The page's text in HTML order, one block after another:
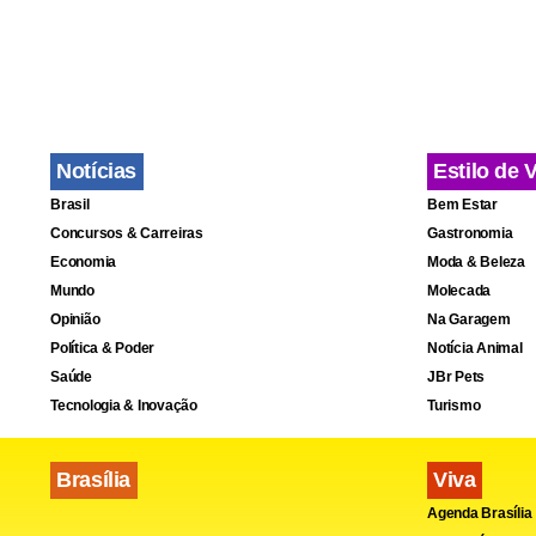
internet
como
menções,
“Apesar do
tanto
digital,
Notícias
Brasil
Concursos & Carreiras
Economia
Mundo
Opinião
Política & Poder
Saúde
Tecnologia & Inovação
Brasília
Estilo de
Bem Estar
Gastronomia
Moda & Beleza
Molecada
Na Garagem
Notícia Animal
JBr Pets
Turismo
Viva
Agenda Brasília